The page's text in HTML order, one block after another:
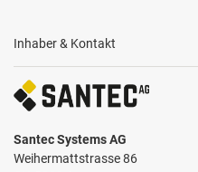
Inhaber & Kontakt
Santec Systems AG
Weihermattstrasse 86